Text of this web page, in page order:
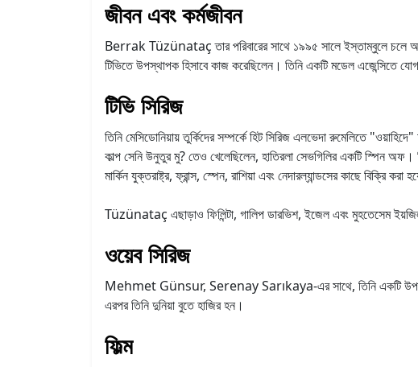
জীবন এবং কর্মজীবন
Berrak Tüzünataç তার পরিবারের সাথে ১৯৯৫ সালে ইস্তাম্বুলে চলে
টিভিতে উপস্থাপক হিসাবে কাজ করেছিলেন। তিনি একটি মডেল এজেন্সিতে
টিভি সিরিজ
তিনি মেসিডোনিয়ায় তুর্কিদের সম্পর্কে হিট সিরিজ এলভেদা রুমেলিতে
কাল্প সেনি উনুতুর মু? তেও খেলেছিলেন, হাতিরলা সেভগিলির একটি স্পিন
মার্কিন যুক্তরাষ্ট্র, ফ্রান্স, স্পেন, রাশিয়া এবং নেদারল্যান্ডসের কাছে বিক্রি করা
Tüzünataç এছাড়াও ফিলিন্টা, গালিপ ডারভিশ, ইজেল এবং মুহতেসেম
ওয়েব সিরিজ
Mehmet Günsur, Serenay Sarıkaya-এর সাথে, তিনি একটি উপন্যাস
এরপর তিনি দুনিয়া বুতে হাজির হন।
ফিল্ম